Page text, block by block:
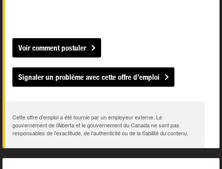
Voir comment postuler
Signaler un problème avec cette offre d’emploi
Cette offre d’emploi a été fournie par un employeur externe. Le
gouvernement de l’Alberta et le gouvernement du Canada ne sont pas
responsables de l’exactitude, de l’authenticité ou de la fiabilité du contenu.